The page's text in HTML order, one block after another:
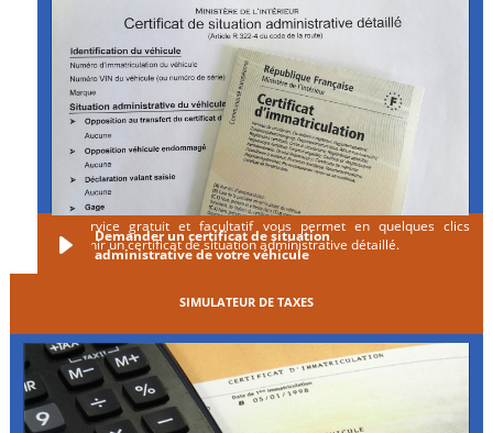
Ce service gratuit et facultatif vous permet en quelques clics
d'obtenir un certificat de situation administrative détaillé.
Demander un certificat de situation
administrative de votre véhicule
SIMULATEUR DE TAXES